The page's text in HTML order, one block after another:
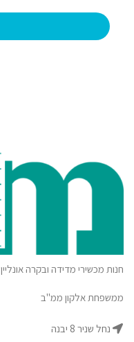
חנות מכשירי מדידה ובקרה אונליין
ממשפחת אלקון ממ"ב
נחל שניר 8 יבנה